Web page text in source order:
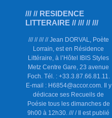
/// // RESIDENCE
LITTERAIRE // /// // ///
/// // /// // Jean DORVAL, Poète
Lorrain, est en Résidence
Littéraire, à l’Hôtel IBIS Styles
Metz Centre Gare, 23 avenue
Foch. Tél. : +33.3.87.66.81.11.
E-mail : H6854@accor.com. Il y
dédicace ses Recueils de
Poésie tous les dimanches de
9h00 à 12h30. /// / Il est publié